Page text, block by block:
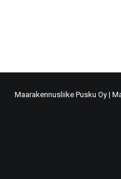
Maarakennusliike Pusku Oy |